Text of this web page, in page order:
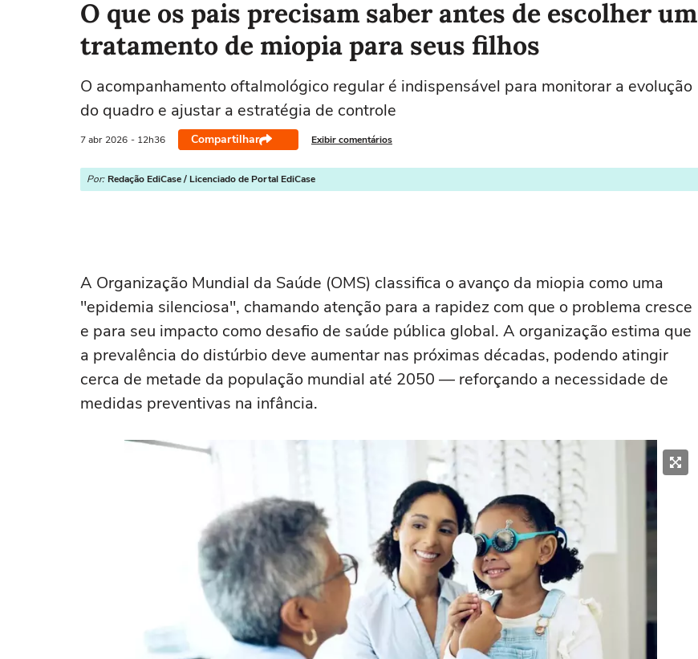
O que os pais precisam saber antes de escolher um
tratamento de miopia para seus filhos
O acompanhamento oftalmológico regular é indispensável para monitorar a evolução
do quadro e ajustar a estratégia de controle
7 abr 2026 - 12h36 Compartilhar Exibir comentários
Por: Redação EdiCase / Licenciado de Portal EdiCase
A Organização Mundial da Saúde (OMS) classifica o avanço da miopia como uma
"epidemia silenciosa", chamando atenção para a rapidez com que o problema cresce
e para seu impacto como desafio de saúde pública global. A organização estima que
a prevalência do distúrbio deve aumentar nas próximas décadas, podendo atingir
cerca de metade da população mundial até 2050 — reforçando a necessidade de
medidas preventivas na infância.